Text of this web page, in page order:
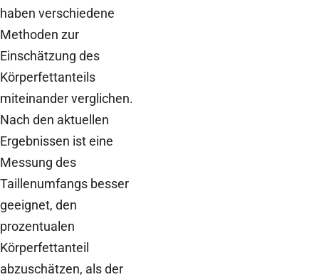
haben verschiedene
Methoden zur
Einschätzung des
Körperfettanteils
miteinander verglichen.
Nach den aktuellen
Ergebnissen ist eine
Messung des
Taillenumfangs besser
geeignet, den
prozentualen
Körperfettanteil
abzuschätzen, als der